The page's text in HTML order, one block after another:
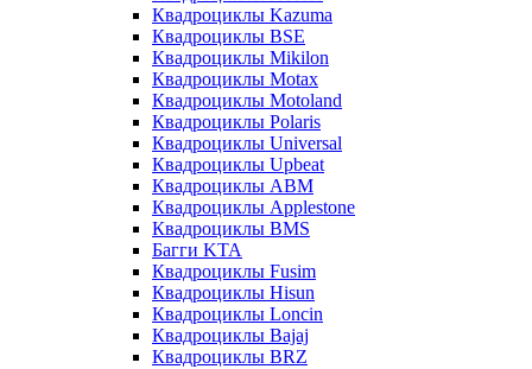
Квадроциклы Kazuma
Квадроциклы BSE
Квадроциклы Mikilon
Квадроциклы Motax
Квадроциклы Motoland
Квадроциклы Polaris
Квадроциклы Universal
Квадроциклы Upbeat
Квадроциклы ABM
Квадроциклы Applestone
Квадроциклы BMS
Багги KTA
Квадроциклы Fusim
Квадроциклы Hisun
Квадроциклы Loncin
Квадроциклы Bajaj
Квадроциклы BRZ